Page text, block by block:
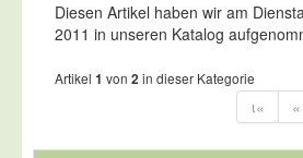
Kunden, die diesen
kauften, haben auch
Artikel bestellt:
Diesen Artikel haben wir am
2011 in unseren Katalog
Artikel 1 von 2 in dieser Kategorie
ι« «